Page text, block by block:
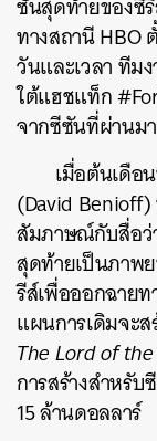
ทางสถานี HBO
วันและเวลา ทีม
ใต้แฮชแท็ก
จากซีซันที่ผ่านมา
เมื่อต้นเดือ
(David
สัมภาษณ์กับสื่อว่
สุดท้ายเป็นภาพ
รีส์เพื่อออกฉาย
แผนการเดิมจะ
The Lord of
การสร้างสำหรั
15 ล้านดอลลาร์